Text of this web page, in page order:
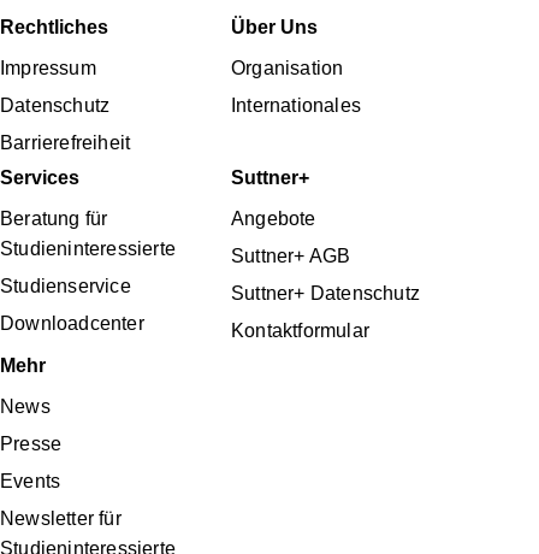
Fußbereichsmenü
Rechtliches
Impressum
Datenschutz
Barrierefreiheit
Über Uns
Organisation
Internationales
Services
Beratung für
Studieninteressierte
Studienservice
Downloadcenter
Suttner+
Angebote
Suttner+ AGB
Suttner+ Datenschutz
Kontaktformular
Mehr
News
Presse
Events
Newsletter für
Studieninteressierte